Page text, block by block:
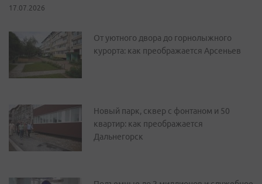
17.07.2026
От уютного двора до горнолыжного
курорта: как преображается Арсеньев
Новый парк, сквер с фонтаном и 50
квартир: как преображается
Дальнегорск